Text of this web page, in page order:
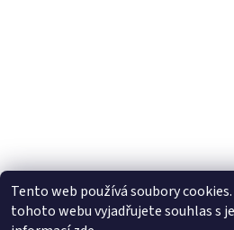
Tento web používá soubory
tohoto webu vyjadřujete souhlas s